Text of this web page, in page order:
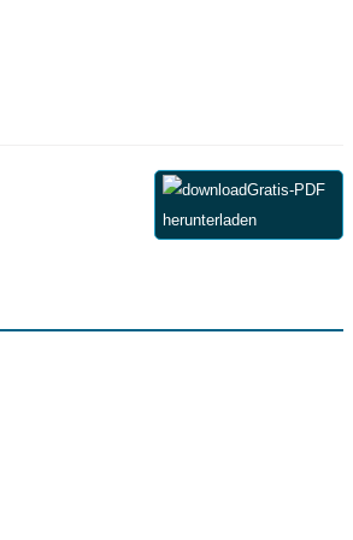
Gratis-PDF
herunterladen